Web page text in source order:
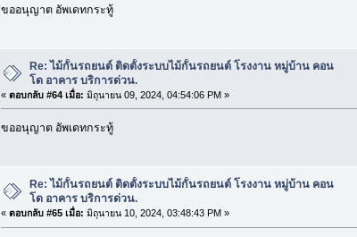
ขออนุญาต อัพเดทกระทู้
Re: ไม้กั้นรถยนต์ ติดตั้งระบบไม้กั้นรถยนต์ โรงงาน หมู่บ้าน คอน
โด อาคาร บริการด่วน.
« ตอบกลับ #64 เมื่อ: มิถุนายน 09, 2024, 04:54:06 PM »
ขออนุญาต อัพเดทกระทู้
Re: ไม้กั้นรถยนต์ ติดตั้งระบบไม้กั้นรถยนต์ โรงงาน หมู่บ้าน คอน
โด อาคาร บริการด่วน.
« ตอบกลับ #65 เมื่อ: มิถุนายน 10, 2024, 03:48:43 PM »